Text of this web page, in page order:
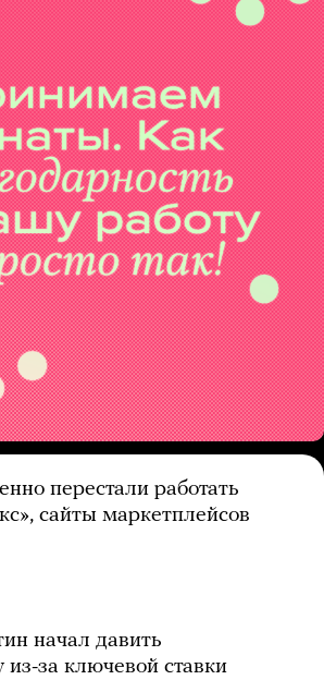
перестали работать
сайты маркетплейсов
начал давить
за ключевой ставки